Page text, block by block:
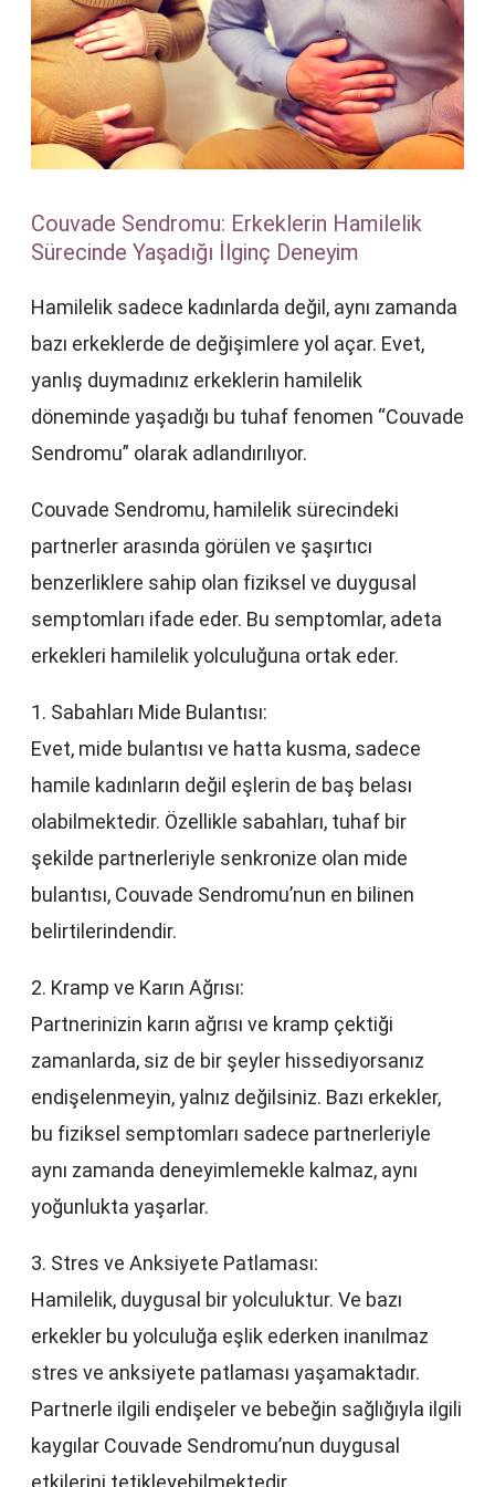
Couvade Sendromu: Erkeklerin Hamilelik
Sürecinde Yaşadığı İlginç Deneyim
Hamilelik sadece kadınlarda değil, aynı zamanda
bazı erkeklerde de değişimlere yol açar. Evet,
yanlış duymadınız erkeklerin hamilelik
döneminde yaşadığı bu tuhaf fenomen “Couvade
Sendromu” olarak adlandırılıyor.
Couvade Sendromu, hamilelik sürecindeki
partnerler arasında görülen ve şaşırtıcı
benzerliklere sahip olan fiziksel ve duygusal
semptomları ifade eder. Bu semptomlar, adeta
erkekleri hamilelik yolculuğuna ortak eder.
1. Sabahları Mide Bulantısı:
Evet, mide bulantısı ve hatta kusma, sadece
hamile kadınların değil eşlerin de baş belası
olabilmektedir. Özellikle sabahları, tuhaf bir
şekilde partnerleriyle senkronize olan mide
bulantısı, Couvade Sendromu’nun en bilinen
belirtilerindendir.
2. Kramp ve Karın Ağrısı:
Partnerinizin karın ağrısı ve kramp çektiği
zamanlarda, siz de bir şeyler hissediyorsanız
endişelenmeyin, yalnız değilsiniz. Bazı erkekler,
bu fiziksel semptomları sadece partnerleriyle
aynı zamanda deneyimlemekle kalmaz, aynı
yoğunlukta yaşarlar.
3. Stres ve Anksiyete Patlaması:
Hamilelik, duygusal bir yolculuktur. Ve bazı
erkekler bu yolculuğa eşlik ederken inanılmaz
stres ve anksiyete patlaması yaşamaktadır.
Partnerle ilgili endişeler ve bebeğin sağlığıyla ilgili
kaygılar Couvade Sendromu’nun duygusal
etkilerini tetikleyebilmektedir.